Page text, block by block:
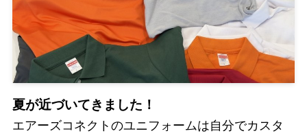
夏が近づいてきました！
エアーズコネクトのユニフォームは自分でカスタ